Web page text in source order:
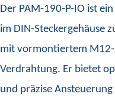
Der PAM-190-P-IO ist
im DIN-Steckergehäuse
mit vormontiertem
Verdrahtung. Er bietet
und präzise